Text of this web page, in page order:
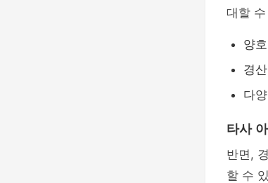
대할
양
경
다
타사
반면,
할 수